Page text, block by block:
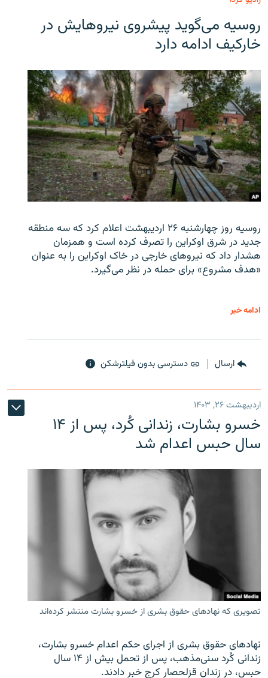
روسیه می‌گوید پیشروی نیروهایش در
خارکیف ادامه دارد
روسیه روز چهارشنبه ۲۶ اردیبهشت اعلام کرد که سه منطقه
جدید در شرق اوکراین را تصرف کرده است و همزمان
هشدار داد که نیروهای خارجی در خاک اوکراین را به عنوان
«هدف مشروع» برای حمله در نظر می‌گیرد.
ادامه خبر
ارسال دسترسی بدون فیلترشکن
اردیبهشت ۲۶, ۱۴۰۳
خسرو بشارت، زندانی کُرد، پس از ۱۴
سال حبس اعدام شد
تصویری که نهادهای حقوق بشری از خسرو بشارت منتشر کرده‌اند
نهادهای حقوق بشری از اجرای حکم اعدام خسرو بشارت،
زندانی کُرد سنی‌مذهب، پس از تحمل بیش از ۱۴ سال
حبس، در زندان قزلحصار کرج خبر دادند.